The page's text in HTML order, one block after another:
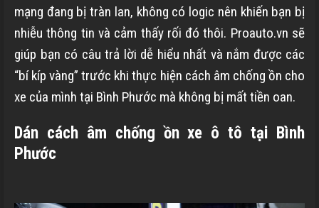
mạng đang bị tràn lan, không có logic nên khiến bạn bị
nhiễu thông tin và cảm thấy rối đó thôi. Proauto.vn sẽ
giúp bạn có câu trả lời dễ hiểu nhất và nắm được các
“bí kíp vàng” trước khi thực hiện cách âm chống ồn cho
xe của mình tại Bình Phước mà không bị mất tiền oan.
Dán cách âm chống ồn xe ô tô tại Bình
Phước